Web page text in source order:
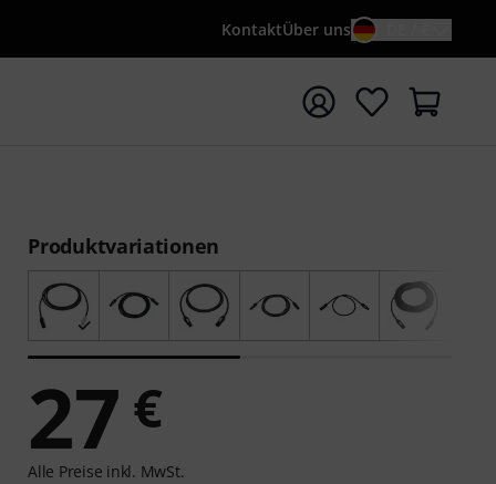
KontaktÜber uns
mit Suchwort {searchTerm} starten
Produktvariationen
27 €
Alle Preise inkl. MwSt.